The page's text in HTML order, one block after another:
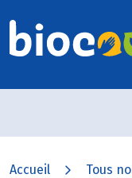
Accueil Tous